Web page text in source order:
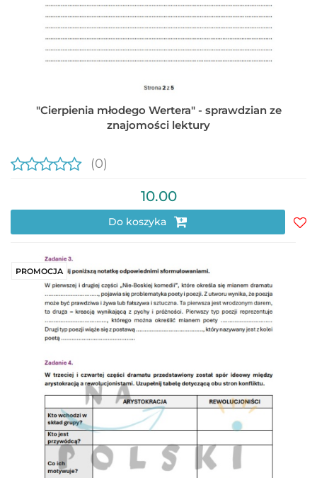
"Cierpienia młodego Wertera" - sprawdzian ze
znajomości lektury
(0)
10.00
Do koszyka
PROMOCJA